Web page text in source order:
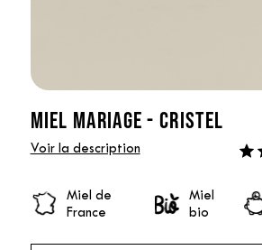
MIEL MARIAGE - CRISTEL
Voir la description
Miel de
France
Miel
bio